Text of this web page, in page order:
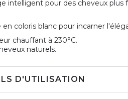
intelligent pour des cheveux plus
en coloris blanc pour incarner
chauffant à 230°C.
naturels.
D'UTILISATION